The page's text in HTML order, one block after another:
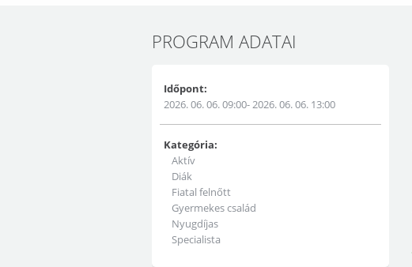
PROGRAM ADATAI
Időpont:
2026. 06. 06. 09:00- 2026. 06. 06. 13:00
Kategória:
Aktív
Diák
Fiatal felnőtt
Gyermekes család
Nyugdíjas
Specialista